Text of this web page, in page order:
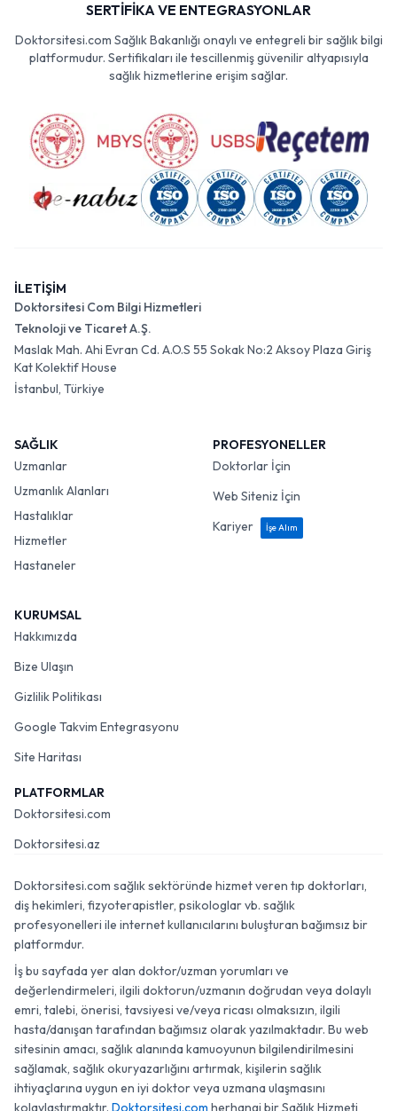
SERTİFİKA VE ENTEGRASYONLAR
Doktorsitesi.com Sağlık Bakanlığı onaylı ve entegreli bir sağlık bilgi
platformudur. Sertifikaları ile tescillenmiş güvenilir altyapısıyla
sağlık hizmetlerine erişim sağlar.
İLETİŞİM
Doktorsitesi Com Bilgi Hizmetleri
Teknoloji ve Ticaret A.Ş.
Maslak Mah. Ahi Evran Cd. A.O.S 55 Sokak No:2 Aksoy Plaza Giriş
Kat Kolektif House
İstanbul, Türkiye
SAĞLIK
Uzmanlar
Uzmanlık Alanları
Hastalıklar
Hizmetler
Hastaneler
PROFESYONELLER
Doktorlar İçin
Web Siteniz İçin
Kariyer
İşe Alım
KURUMSAL
Hakkımızda
Bize Ulaşın
Gizlilik Politikası
Google Takvim Entegrasyonu
Site Haritası
PLATFORMLAR
Doktorsitesi.com
Doktorsitesi.az
Doktorsitesi.com sağlık sektöründe hizmet veren tıp doktorları,
diş hekimleri, fizyoterapistler, psikologlar vb. sağlık
profesyonelleri ile internet kullanıcılarını buluşturan bağımsız bir
platformdur.
İş bu sayfada yer alan doktor/uzman yorumları ve
değerlendirmeleri, ilgili doktorun/uzmanın doğrudan veya dolaylı
emri, talebi, önerisi, tavsiyesi ve/veya ricası olmaksızın, ilgili
hasta/danışan tarafından bağımsız olarak yazılmaktadır. Bu web
sitesinin amacı, sağlık alanında kamuoyunun bilgilendirilmesini
sağlamak, sağlık okuryazarlığını artırmak, kişilerin sağlık
ihtiyaçlarına uygun en iyi doktor veya uzmana ulaşmasını
kolaylaştırmaktır. Doktorsitesi.com herhangi bir Sağlık Hizmeti